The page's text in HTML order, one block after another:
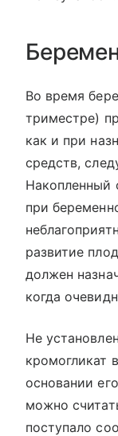
Во время
триместре)
как и при
средств,
Накопленный
при
развитие
должен
когда
Не
кромогликат
основании
можно
поступало